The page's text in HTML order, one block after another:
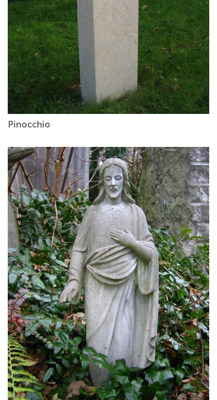
Pinocchio